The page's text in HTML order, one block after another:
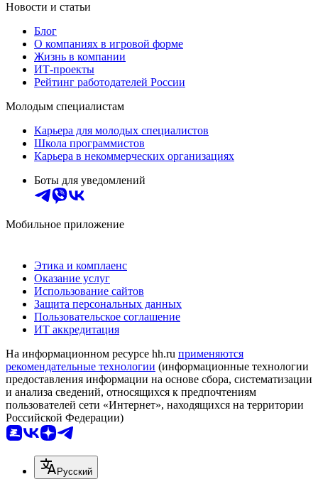
Новости и статьи
Блог
О компаниях в игровой форме
Жизнь в компании
ИТ-проекты
Рейтинг работодателей России
Молодым специалистам
Карьера для молодых специалистов
Школа программистов
Карьера в некоммерческих организациях
Боты для уведомлений
Мобильное приложение
Этика и комплаенс
Оказание услуг
Использование сайтов
Защита персональных данных
Пользовательское соглашение
ИТ аккредитация
На информационном ресурсе hh.ru применяются
рекомендательные технологии (информационные технологии
предоставления информации на основе сбора, систематизации
и анализа сведений, относящихся к предпочтениям
пользователей сети «Интернет», находящихся на территории
Российской Федерации)
Русский